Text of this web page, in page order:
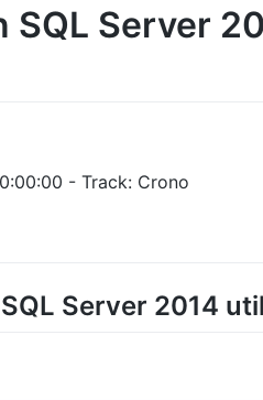
Server
- Track: Crono
Server 2014